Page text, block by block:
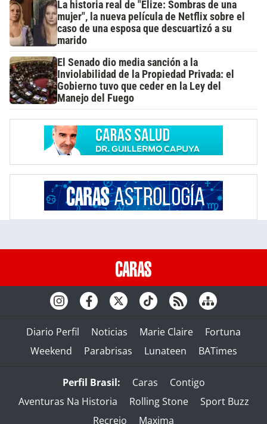
La historia real de "Elize: Sombras de una
mujer", la nueva película de Netflix sobre el
caso de una esposa que descuartizó a su
marido
El Senado dio media sanción a la
Inviolabilidad de la Propiedad Privada: el
Gobierno tuvo que ceder en la Ley del
Manejo del Fuego
Diario Perfil Noticias Marie Claire
Fortuna
Weekend
Parabrisas Lunateen BATimes
Perfil Brasil: Caras
Contigo
Aventuras Na Historia
Rolling Stone
Sport Buzz
Recreio
Maxima